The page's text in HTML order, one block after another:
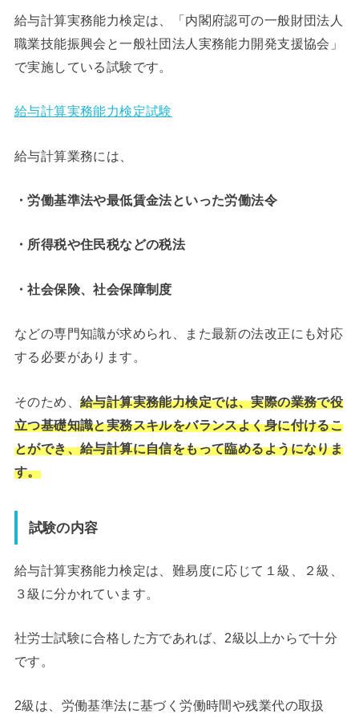
給与計算実務能力検定は、「内閣府認可の一般財団法人
職業技能振興会と一般社団法人実務能力開発支援協会」
で実施している試験です。
給与計算実務能力検定試験
給与計算業務には、
・労働基準法や最低賃金法といった労働法令
・所得税や住民税などの税法
・社会保険、社会保障制度
などの専門知識が求められ、また最新の法改正にも対応
する必要があります。
そのため、 給与計算実務能力検定では、実際の業務で役
立つ基礎知識と実務スキルをバランスよく身に付けるこ
とができ、給与計算に自信をもって臨めるようになりま
す。
試験の内容
給与計算実務能力検定は、難易度に応じて１級、２級、
３級に分かれています。
社労士試験に合格した方であれば、2級以上からで十分
です。
2級は、労働基準法に基づく労働時間や残業代の取扱